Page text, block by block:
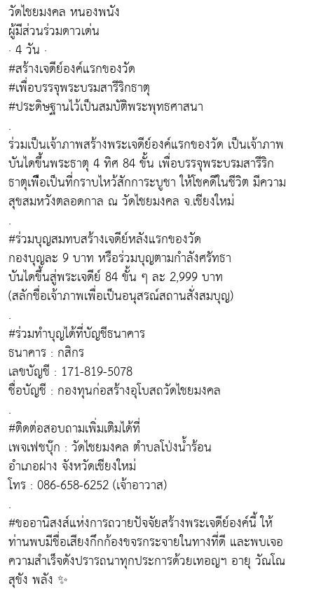
วัดไชยมงคล หนองพนัง
ผู้มีส่วนร่วมดาวเด่น
· 4 วัน ·
#สร้างเจดีย์องค์แรกของวัด
#เพื่อบรรจุพระบรมสารีริกธาตุ
#ประดิษฐานไว้เป็นสมบัติพระพุทธศาสนา
.
ร่วมเป็นเจ้าภาพสร้างพระเจดีย์องค์แรกของวัด เป็นเจ้าภาพ
บันไดขึ้นพระธาตุ 4 ทิศ 84 ขั้น เพื่อบรรจุพระบรมสารีริก
ธาตุเพืีอเป็นที่กราบไหว้สักการะบูชา ให้โชคดีในชีวิต มีความ
สุขสมหวังตลอดกาล ณ วัดไชยมงคล จ.เชียงใหม่
.
#ร่วมบุญสมทบสร้างเจดีย์หลังแรกของวัด
กองบุญละ 9 บาท หรือร่วมบุญตามกำลังศรัทธา
บันไดขึ้นสู่พระเจดีย์ 84 ขั้น ๆ ละ 2,999 บาท
(สลักชื่อเจ้าภาพเพื่อเป็นอนุสรณ์สถานสั่งสมบุญ)
.
#ร่วมทำบุญได้ที่บัญชีธนาคาร
ธนาคาร : กสิกร
เลขบัญชี : 171-819-5078
ชื่อบัญชี : กองทุนก่อสร้างอุโบสถวัดไชยมงคล
.
#ติดต่อสอบถามเพิ่มเติมได้ที่
เพจเฟชบุ๊ก : วัดไชยมงคล ตำบลโป่งน้ำร้อน
อำเภอฝาง จังหวัดเชียงใหม่
โทร : 086-658-6252 (เจ้าอาวาส)
.
#ขออานิสงส์แห่งการถวายปัจจัยสร้างพระเจดีย์องค์นี้ ให้
ท่านพบมีชื่อเสียงกึกก้องขจรกระจายในทางที่ดี และพบเจอ
ความสำเร็จดังปรารถนาทุกประการด้วยเทอญฯ อายุ วัณโณ
สุขัง พลัง ✨